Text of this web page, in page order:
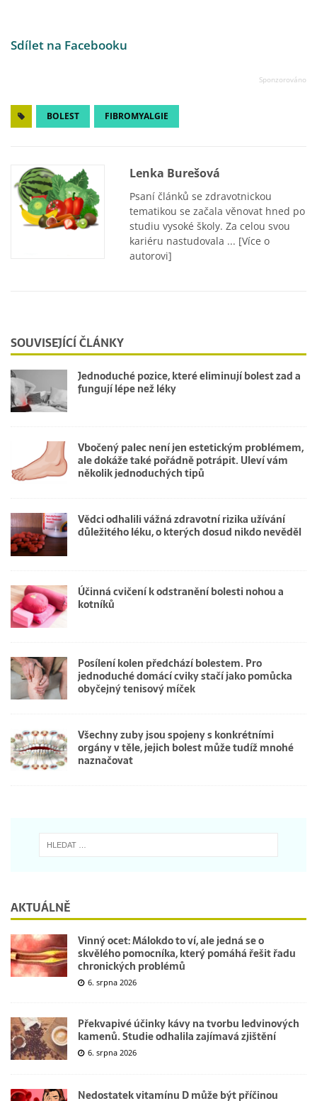
Sdílet na Facebooku
BOLEST FIBROMYALGIE
Lenka Burešová
Psaní článků se zdravotnickou
tematikou se začala věnovat hned po
studiu vysoké školy. Za celou svou
kariéru nastudovala ... [Více o
autorovi]
SOUVISEJÍCÍ ČLÁNKY
Jednoduché pozice, které eliminují bolest zad a
fungují lépe než léky
Vbočený palec není jen estetickým problémem,
ale dokáže také pořádně potrápit. Uleví vám
několik jednoduchých tipů
Vědci odhalili vážná zdravotní rizika užívání
důležitého léku, o kterých dosud nikdo nevěděl
Účinná cvičení k odstranění bolesti nohou a
kotníků
Posílení kolen předchází bolestem. Pro
jednoduché domácí cviky stačí jako pomůcka
obyčejný tenisový míček
Všechny zuby jsou spojeny s konkrétními
orgány v těle, jejich bolest může tudíž mnohé
naznačovat
AKTUÁLNĚ
Vinný ocet: Málokdo to ví, ale jedná se o
skvělého pomocníka, který pomáhá řešit řadu
chronických problémů
6. srpna 2026
Překvapivé účinky kávy na tvorbu ledvinových
kamenů. Studie odhalila zajímavá zjištění
6. srpna 2026
Nedostatek vitamínu D může být příčinou